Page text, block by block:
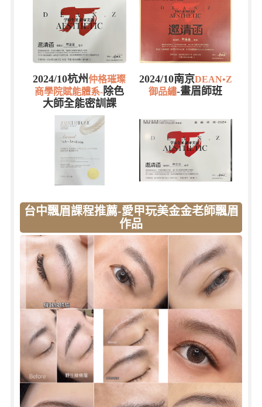
2024/10杭州仲格璀璨
商學院賦能體系-除色
大師全能密訓課
2024/10南京DEAN•Z
御品繡-畫眉師班
台中飄眉課程推薦-愛甲玩美金金老師飄眉
作品